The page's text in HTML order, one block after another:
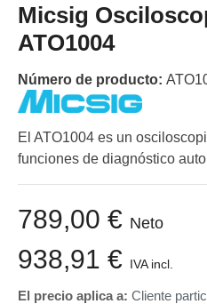
Micsig
ATO1004
Número de producto:
El ATO1004 es un
funciones de diagnóstico
789,00 € Neto
938,91 € IVA incl.
El precio aplica a: Cliente